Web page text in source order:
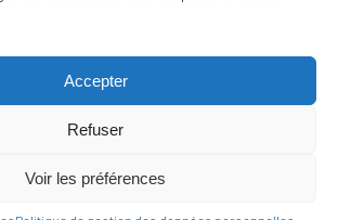
Accepter
Refuser
Voir les préférences
et lapolitique de vie privée
service Google s'appliquent.